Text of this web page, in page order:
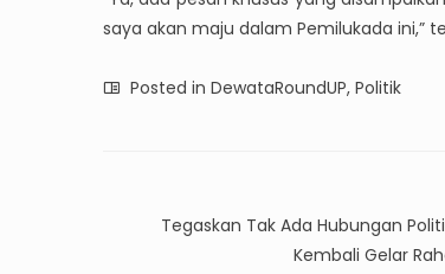
saya akan maju dalam Pemilukada ini,”
Posted in DewataRoundUP, Politik
Tegaskan Tak Ada Hubungan
Kembali Gelar